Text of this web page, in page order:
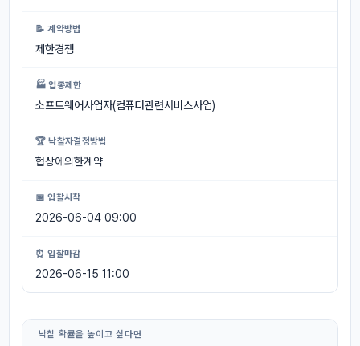
📝 계약방법
제한경쟁
🏭 업종제한
소프트웨어사업자(컴퓨터관련서비스사업)
🏆 낙찰자결정방법
협상에의한계약
📅 입찰시작
2026-06-04 09:00
⏰ 입찰마감
2026-06-15 11:00
낙찰 확률을 높이고 싶다면